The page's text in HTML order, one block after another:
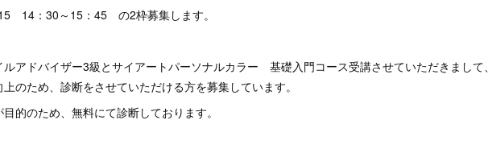
14：30～15：45 の2枠募集します。
アドバイザー3級とサイアートパーソナルカラー 基礎入門コース受講させていただきまして、
のため、診断をさせていただける方を募集しています。
的のため、無料にて診断しております。